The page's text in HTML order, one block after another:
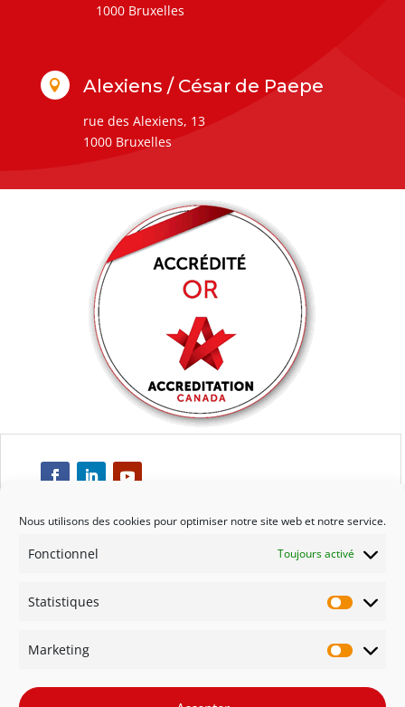
Nous utilisons des cookies pour optimiser notre site web et notre service.
Fonctionnel Toujours activé
Statistiques
Marketing
1000 Bruxelles
 Alexiens / César de Paepe
rue des Alexiens, 13
1000 Bruxelles
Respect
Engagement
Qualité